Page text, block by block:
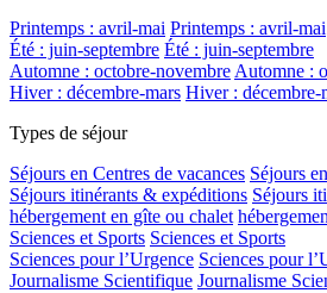
Printemps : avril-mai Printemps : avril-mai
Été : juin-septembre Été : juin-septembre
Automne : octobre-novembreAutomne :
Hiver : décembre-mars Hiver : décembre-
Types de séjour
Séjours en Centres de vacances Séjours
Séjours itinérants & expéditions Séjours
hébergement en gîte ou chalet
Sciences et Sports Sciences et Sports
Sciences pour l’Urgence Sciences pour
Journalisme Scientifique Journalisme